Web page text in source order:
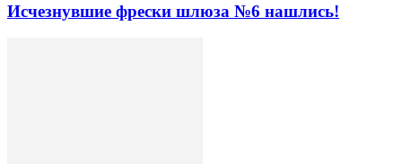
Исчезнувшие фрески шлюза №6 нашлись!